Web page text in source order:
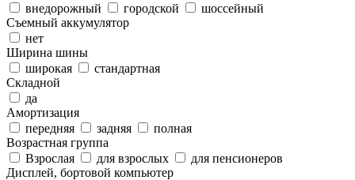
внедорожный
городской
шоссейный
Съемный аккумулятор
нет
Ширина шины
широкая
стандартная
Складной
да
Амортизация
передняя
задняя
полная
Возрастная группа
Взрослая
для взрослых
для пенсионеров
Дисплей, бортовой компьютер